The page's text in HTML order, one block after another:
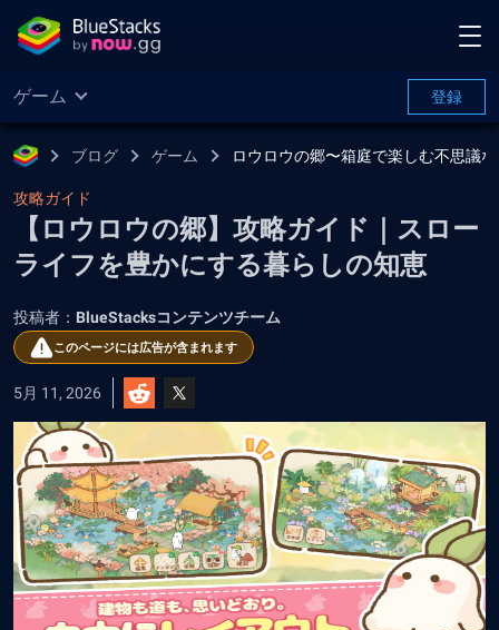
ゲーム 登録
ブログ ゲーム ロウロウの郷〜箱庭で楽しむ不思議
攻略ガイド
【ロウロウの郷】攻略ガイド｜スロー
ライフを豊かにする暮らしの知恵
投稿者： BlueStacksコンテンツチーム
このページには広告が含まれます
5月 11, 2026